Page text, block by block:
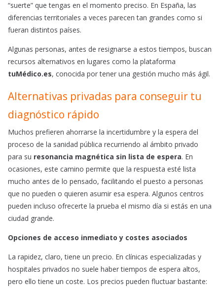
“suerte” que tengas en el momento preciso. En España, las
diferencias territoriales a veces parecen tan grandes como si
fueran distintos países.
Algunas personas, antes de resignarse a estos tiempos, buscan
recursos alternativos en lugares como la plataforma
tuMédico.es, conocida por tener una gestión mucho más ágil.
Alternativas privadas para conseguir tu
diagnóstico rápido
Muchos prefieren ahorrarse la incertidumbre y la espera del
proceso de la sanidad pública recurriendo al ámbito privado
para su resonancia magnética sin lista de espera. En
ocasiones, este camino permite que la respuesta esté lista
mucho antes de lo pensado, facilitando el puesto a personas
que no pueden o quieren asumir esa espera. Algunos centros
pueden incluso ofrecerte la prueba el mismo día si estás en una
ciudad grande.
Opciones de acceso inmediato y costes asociados
La rapidez, claro, tiene un precio. En clínicas especializadas y
hospitales privados no suele haber tiempos de espera altos,
pero ello tiene un coste. Los precios pueden fluctuar bastante: